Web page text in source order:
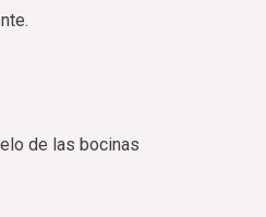
de las bocinas